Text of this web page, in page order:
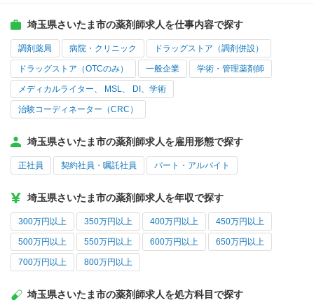
埼玉県さいたま市の薬剤師求人を仕事内容で探す
調剤薬局 病院・クリニック ドラッグストア（調剤併設）
ドラッグストア（OTCのみ） 一般企業 学術・管理薬剤師
メディカルライター、 MSL、 DI、学術
治験コーディネーター（CRC）
埼玉県さいたま市の薬剤師求人を雇用形態で探す
正社員 契約社員・嘱託社員 パート・アルバイト
埼玉県さいたま市の薬剤師求人を年収で探す
300万円以上 350万円以上 400万円以上 450万円以上
500万円以上 550万円以上 600万円以上 650万円以上
700万円以上 800万円以上
埼玉県さいたま市の薬剤師求人を処方科目で探す